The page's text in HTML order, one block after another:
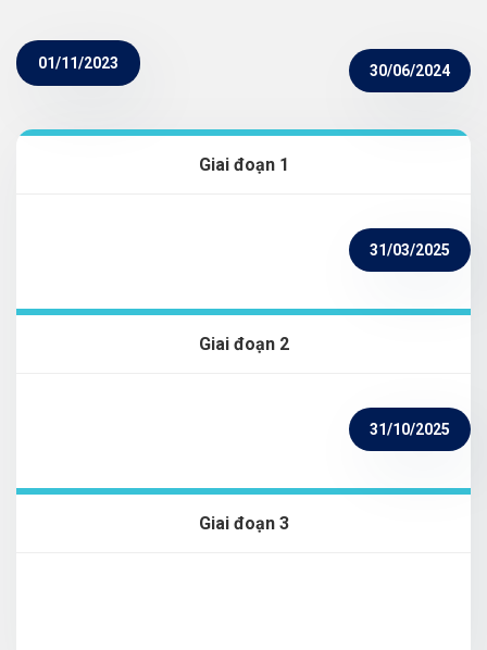
01/11/2023 30/06/2024
Giai đoạn 1
31/03/2025
Giai đoạn 2
31/10/2025
Giai đoạn 3